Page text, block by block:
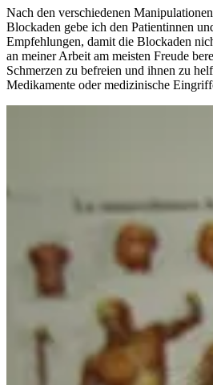
Nach den verschiedenen
Blockaden gebe ich den Patientinnen
Empfehlungen, damit die Blockaden
an meiner Arbeit am meisten Freude
Schmerzen zu befreien und ihnen zu
Medikamente oder medizinische